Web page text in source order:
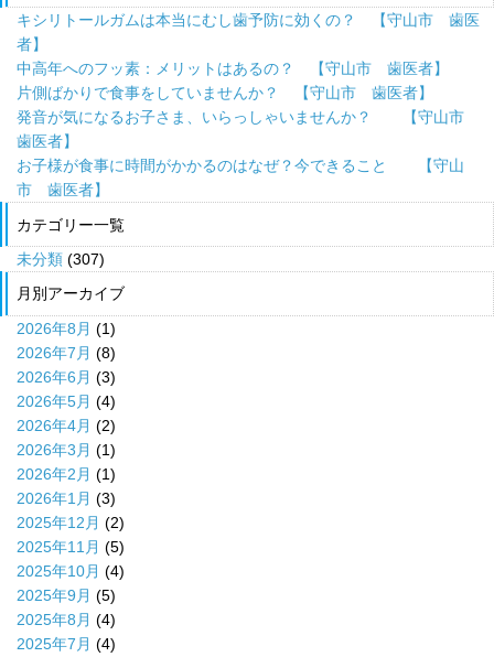
キシリトールガムは本当にむし歯予防に効くの？ 【守山市 歯医
者】
中高年へのフッ素：メリットはあるの？ 【守山市 歯医者】
片側ばかりで食事をしていませんか？ 【守山市 歯医者】
発音が気になるお子さま、いらっしゃいませんか？ 【守山市
歯医者】
お子様が食事に時間がかかるのはなぜ？今できること 【守山
市 歯医者】
カテゴリー一覧
未分類 (307)
月別アーカイブ
2026年8月 (1)
2026年7月 (8)
2026年6月 (3)
2026年5月 (4)
2026年4月 (2)
2026年3月 (1)
2026年2月 (1)
2026年1月 (3)
2025年12月 (2)
2025年11月 (5)
2025年10月 (4)
2025年9月 (5)
2025年8月 (4)
2025年7月 (4)